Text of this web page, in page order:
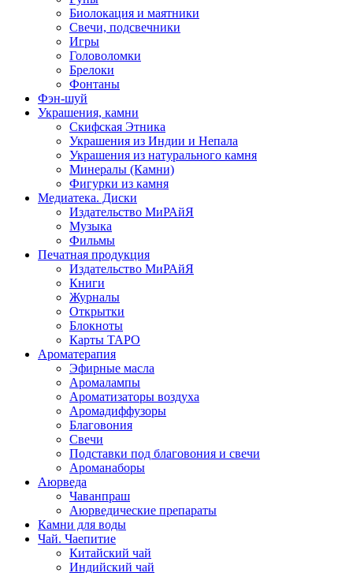
Биолокация и маятники
Свечи, подсвечники
Игры
Головоломки
Брелоки
Фонтаны
Фэн-шуй
Украшения, камни
Скифская Этника
Украшения из Индии и Непала
Украшения из натурального камня
Минералы (Камни)
Фигурки из камня
Медиатека. Диски
Издательство МиРАйЯ
Музыка
Фильмы
Печатная продукция
Издательство МиРАйЯ
Книги
Журналы
Открытки
Блокноты
Карты ТАРО
Ароматерапия
Эфирные масла
Аромалампы
Ароматизаторы воздуха
Аромадиффузоры
Благовония
Свечи
Подставки под благовония и свечи
Ароманаборы
Аюрведа
Чаванпраш
Аюрведические препараты
Камни для воды
Чай. Чаепитие
Китайский чай
Индийский чай